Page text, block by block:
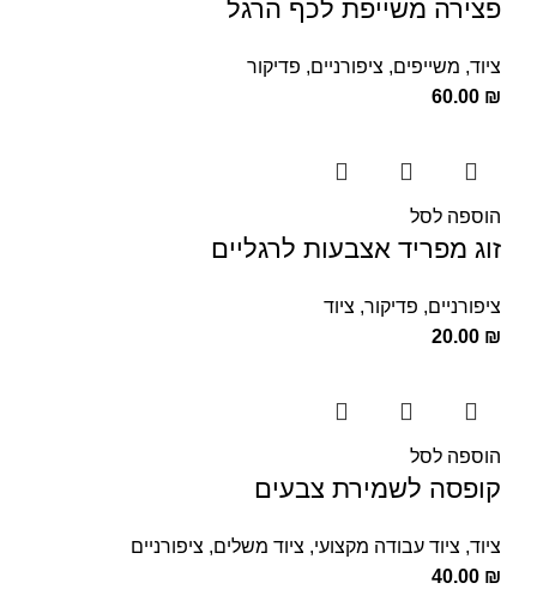
פצירה משייפת לכף הרגל
ציוד, משייפים, ציפורניים, פדיקור
60.00 ₪
הוספה לסל
זוג מפריד אצבעות לרגליים
ציפורניים, פדיקור, ציוד
20.00 ₪
הוספה לסל
קופסה לשמירת צבעים
ציוד, ציוד עבודה מקצועי, ציוד משלים, ציפורניים
40.00 ₪